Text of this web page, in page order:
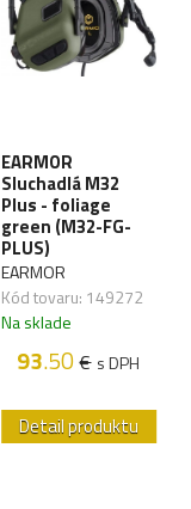
EARMOR
Sluchadlá M32
Plus - foliage
green (M32-FG-
PLUS)
EARMOR
Kód tovaru: 149272
Na sklade
93.50€ s DPH
Detail produktu